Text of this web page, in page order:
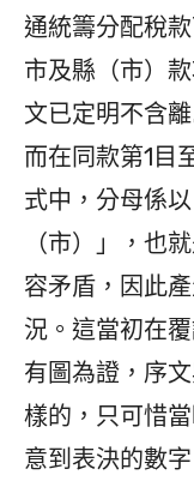
通統籌分配稅
市及縣（市）
文已定明不含
而在同款第1目
式中，分母係
（市）」，也
容矛盾，因此
況。這當初在
有圖為證，序
樣的，只可惜
意到表決的數